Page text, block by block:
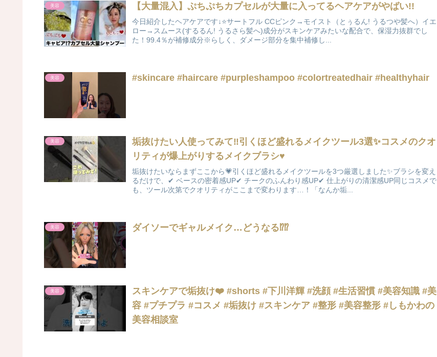
美容 【大量混入】ぷちぷちカプセルが大量に入ってるヘアケアがやばい!!
今日紹介したヘアケアです↓⭐️サートフル CCピンク→モイスト（とぅるん! うるつや髪へ）イエ
ロー→スムース(するるん! うるさら髪へ)成分がスキンケアみたいな配合で、保湿力抜群でし
た！99.4％が補修成分※らしく、ダメージ部分を集中補修し...
美容 #skincare #haircare #purpleshampoo #colortreatedhair #healthyhair
美容
垢抜けたい人使ってみて‼️引くほど盛れるメイクツール3選✨コスメのクオ
リティが爆上がりするメイクブラシ♥
垢抜けたいならまずここから💗引くほど盛れるメイクツールを3つ厳選しました✨ブラシを変え
るだけで、✔ ベースの密着感UP✔ チークのふんわり感UP✔ 仕上がりの清潔感UP同じコスメで
も、ツール次第でクオリティがここまで変わります…！「なんか垢...
美容 ダイソーでギャルメイク…どうなる⁉️⁉️
美容
スキンケアで垢抜け❤️ #shorts #下川洋輝 #洗顔 #生活習慣 #美容知識 #美
容 #プチプラ #コスメ #垢抜け #スキンケア #整形 #美容整形 #しもかわの
美容相談室